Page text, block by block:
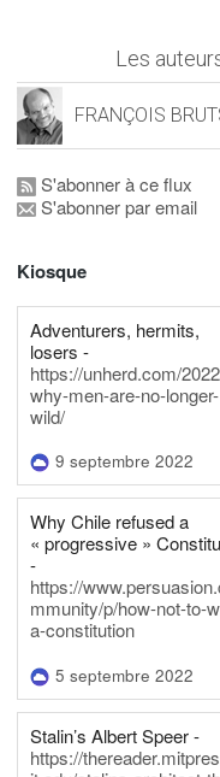
Les
FRANÇOIS
S'abonner à ce flux
S'abonner par email
Kiosque
Adventurers, hermits,
losers -
https://unherd.com/
why-men-are-no-longer-
wild/
9 septembre 2022
Why Chile refused a
« progressive »
-
https://
mmunity/p/how-not-to-
a-constitution
5 septembre 2022
Stalin’s Albert Speer -
https://